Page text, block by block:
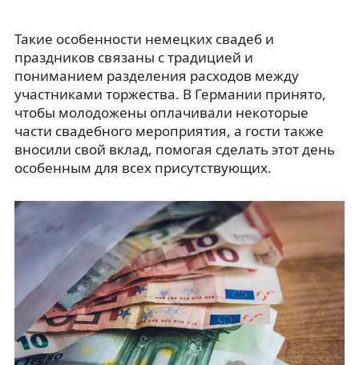
Такие особенности немецких свадеб и
праздников связаны с традицией и
пониманием разделения расходов между
участниками торжества. В Германии принято,
чтобы молодожены оплачивали некоторые
части свадебного мероприятия, а гости также
вносили свой вклад, помогая сделать этот день
особенным для всех присутствующих.